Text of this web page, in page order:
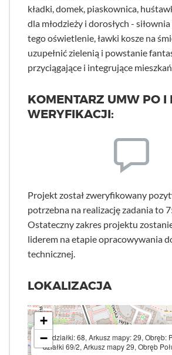
kładki, domek, piaskownica,
dla młodzieży i dorosłych -
tego oświetlenie, ławki kosze na
uzupełnić zielenią i powstanie
przyciągające i integrujące
KOMENTARZ UMW PO I
WERYFIKACJI:
Projekt został zweryfikowany
potrzebna na realizację zadania to
Ostateczny zakres projektu
liderem na etapie opracowywania
technicznej.
LOKALIZACJA
Nr działki: 68, Arkusz mapy: 29, Obręb:
działki 69/2, Arkusz mapy 29, Obręb
+
−